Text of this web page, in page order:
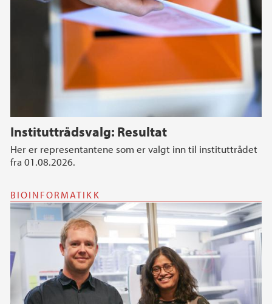
Instituttrådsvalg: Resultat
Her er representantene som er valgt inn til instituttrådet
fra 01.08.2026.
BIOINFORMATIKK